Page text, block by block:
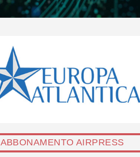
ABBONAMENTO AIRPRESS